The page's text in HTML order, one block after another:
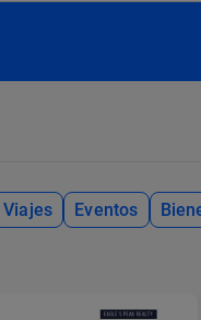
Viajes Eventos